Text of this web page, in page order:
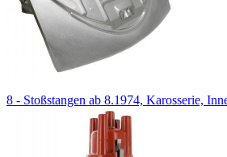
8 - Stoßstangen ab 8.1974, Karosserie,